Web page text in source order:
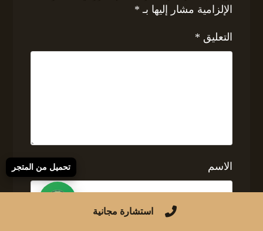
الإلزامية مشار إليها بـ *
التعليق *
الاسم
استشارة مجانية
تحميل من المتجر